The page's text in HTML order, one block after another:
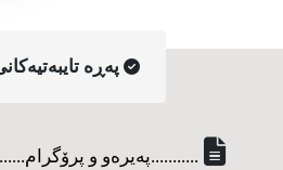
په‌ڕه‌
...........په‌یره‌و و